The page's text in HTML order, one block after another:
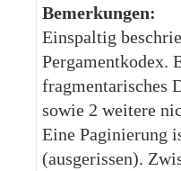
Bemerkungen:
Einspaltig
Pergamentkodex.
fragmentarisches
sowie 2 weitere
Eine Paginierung
(ausgerissen).